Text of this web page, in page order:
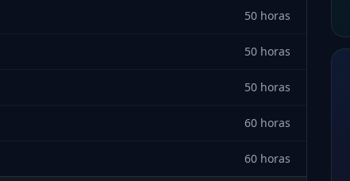
50 horas
50 horas
50 horas
60 horas
60 horas